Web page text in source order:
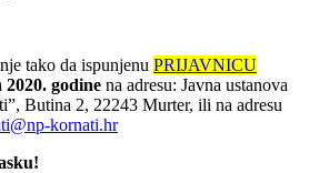
tako da ispunjenu PRIJAVNICU
2020. godine na adresu: Javna ustanova
Butina 2, 22243 Murter, ili na adresu
kornati.hr